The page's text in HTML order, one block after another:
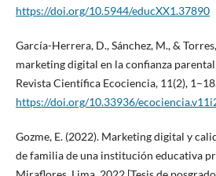
https://doi.org/10.5944/educXX1.37890
García-Herrera, D., Sánchez, M., &
marketing digital en la confianza
Revista Científica Ecociencia, 11(2),
https://doi.org/10.33936/
Gozme, E. (2022). Marketing digital y
de familia de una institución educativa